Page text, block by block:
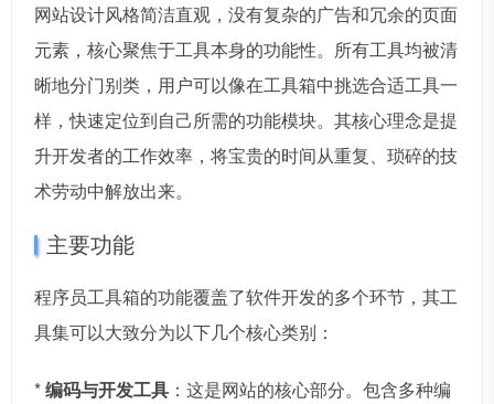
网站设计风格简洁直观，没有复杂的广告和冗余的页面
元素，核心聚焦于工具本身的功能性。所有工具均被清
晰地分门别类，用户可以像在工具箱中挑选合适工具一
样，快速定位到自己所需的功能模块。其核心理念是提
升开发者的工作效率，将宝贵的时间从重复、琐碎的技
术劳动中解放出来。
主要功能
程序员工具箱的功能覆盖了软件开发的多个环节，其工
具集可以大致分为以下几个核心类别：
*编码与开发工具 ：这是网站的核心部分。包含多种编